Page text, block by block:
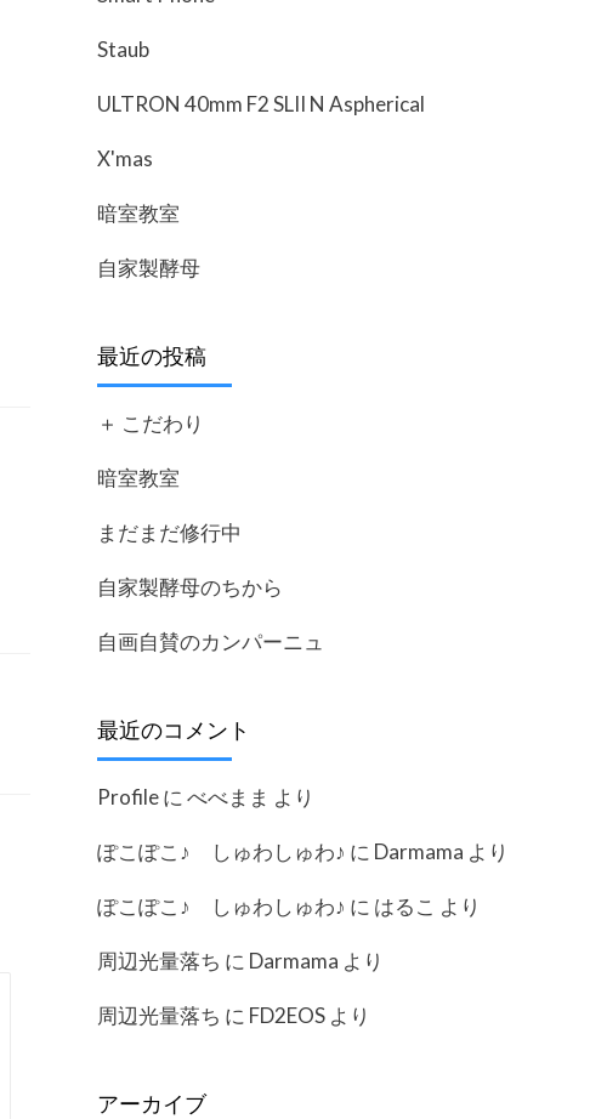
Staub
ULTRON 40mm F2 SLII N Aspherical
X'mas
暗室教室
自家製酵母
最近の投稿
＋ こだわり
暗室教室
まだまだ修行中
自家製酵母のちから
自画自賛のカンパーニュ
最近のコメント
Profileに べべまま より
ぽこぽこ♪ しゅわしゅわ♪ に Darmama より
ぽこぽこ♪ しゅわしゅわ♪ に はるこ より
周辺光量落ち に Darmama より
周辺光量落ち に FD2EOS より
アーカイブ